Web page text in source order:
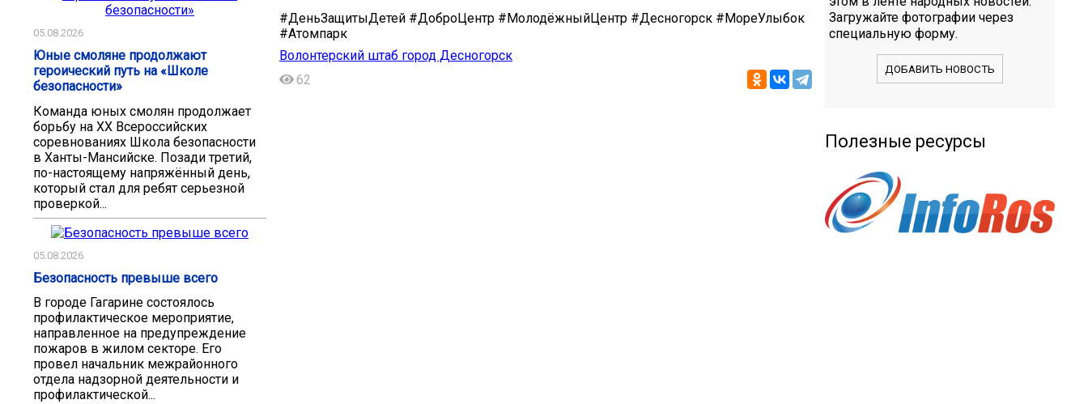
05.08.2026
Юные смоляне продолжают
героический путь на «Школе
безопасности»
Команда юных смолян продолжает
борьбу на XX Всероссийских
соревнованиях Школа безопасности
в Ханты-Мансийске. Позади третий,
по-настоящему напряжённый день,
который стал для ребят серьезной
проверкой...
05.08.2026
Безопасность превыше всeго
В городе Гагарине состоялось
профилактическое мероприятие,
направленное на предупреждение
пожаров в жилом секторе. Его
провел начальник межрайонного
отдела надзорной деятельности и
профилактической...
#ДеньЗащитыДетей #ДоброЦентр #МолодёжныйЦентр #Десногорск #МореУлыбок
#Атомпарк
Волонтерский штаб город Десногорск
62
Загружайте фотографии через
специальную форму.
ДОБАВИТЬ НОВОСТЬ
Полезные ресурсы